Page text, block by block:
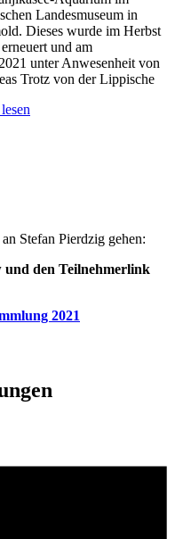
Landesmuseum in
Dieses wurde im Herbst
und am
unter Anwesenheit von
Trotz von der Lippische
Stefan Pierdzig gehen:
und den Teilnehmerlink
2021